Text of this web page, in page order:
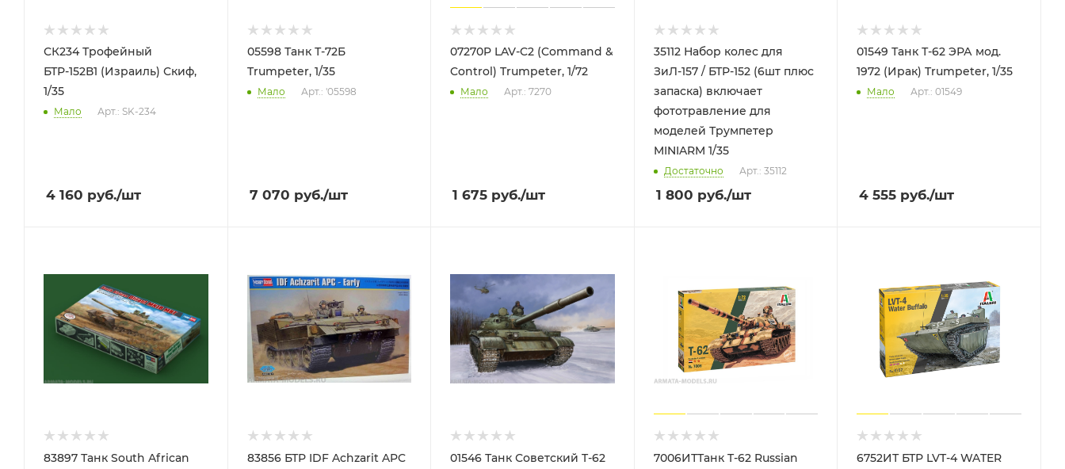
СК234 Трофейный
БТР-152В1 (Израиль) Скиф,
1/35
Мало Арт.: SK-234
4 160 руб./шт
05598 Танк Т-72Б
Trumpeter, 1/35
Мало Арт.: '05598
7 070 руб./шт
07270P LAV-C2 (Command &
Control) Trumpeter, 1/72
Мало Арт.: 7270
1 675 руб./шт
35112 Набор колес для
ЗиЛ-157 / БТР-152 (6шт плюс
запаска) включает
фототравление для
моделей Трумпетер
MINIARM 1/35
Достаточно Арт.: 35112
1 800 руб./шт
01549 Танк Т-62 ЭРА мод.
1972 (Ирак) Trumpeter, 1/35
Мало Арт.: 01549
4 555 руб./шт
83897 Танк South African
83856 БТР IDF Achzarit APC
01546 Танк Советский T-62
7006ИТТанк T-62 Russian
6752ИТ БТР LVT-4 WATER